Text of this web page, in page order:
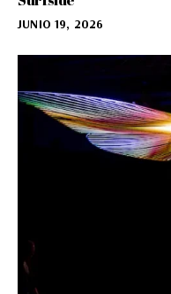
JUNIO 19, 2026